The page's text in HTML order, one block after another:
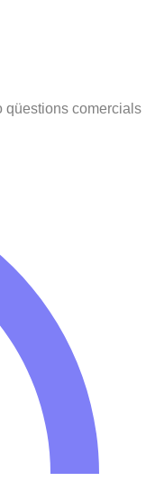
qüestions comercials